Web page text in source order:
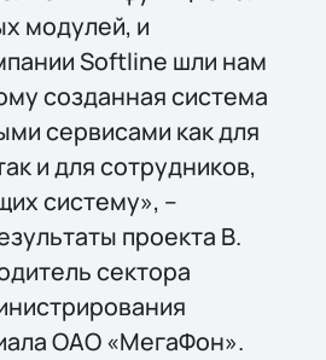
модулей, и
Softline шли нам
созданная система
сервисами как для
и для сотрудников,
систему», –
проекта В.
сектора
ОАО «МегаФон».